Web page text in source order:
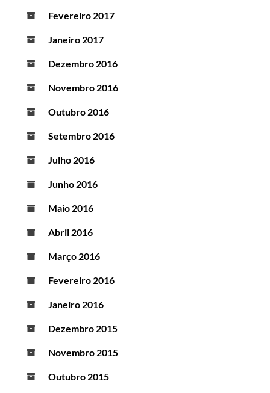
Fevereiro 2017
Janeiro 2017
Dezembro 2016
Novembro 2016
Outubro 2016
Setembro 2016
Julho 2016
Junho 2016
Maio 2016
Abril 2016
Março 2016
Fevereiro 2016
Janeiro 2016
Dezembro 2015
Novembro 2015
Outubro 2015